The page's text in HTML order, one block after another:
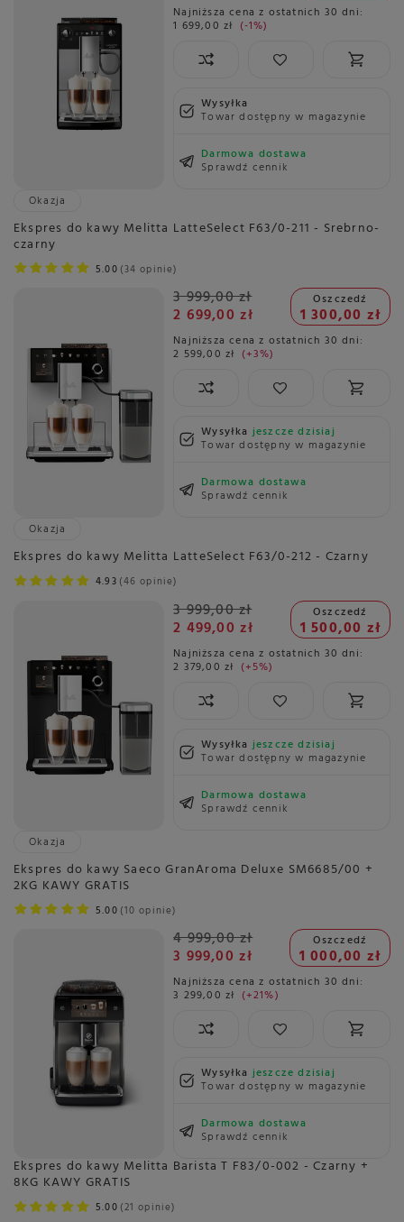
Najniższa cena z ostatnich 30 dni:
1 699,00 zł -1%
Wysyłka
Towar dostępny w magazynie
Darmowa dostawa
Sprawdź cennik
Okazja
Ekspres do kawy Melitta LatteSelect F63/0-211 - Srebrno-
czarny
5.00 34 opinie
3 999,00 zł
2 699,00 zł
Oszczedź
1 300,00 zł
Najniższa cena z ostatnich 30 dni:
2 599,00 zł +3%
Wysyłkajeszcze dzisiaj
Towar dostępny w magazynie
Darmowa dostawa
Sprawdź cennik
Okazja
Ekspres do kawy Melitta LatteSelect F63/0-212 - Czarny
4.93 46 opinie
3 999,00 zł
2 499,00 zł
Oszczedź
1 500,00 zł
Najniższa cena z ostatnich 30 dni:
2 379,00 zł +5%
Wysyłkajeszcze dzisiaj
Towar dostępny w magazynie
Darmowa dostawa
Sprawdź cennik
Okazja
Ekspres do kawy Saeco GranAroma Deluxe SM6685/00 +
2KG KAWY GRATIS
5.00 10 opinie
4 999,00 zł
3 999,00 zł
Oszczedź
1 000,00 zł
Najniższa cena z ostatnich 30 dni:
3 299,00 zł +21%
Wysyłkajeszcze dzisiaj
Towar dostępny w magazynie
Darmowa dostawa
Sprawdź cennik
Ekspres do kawy Melitta Barista T F83/0-002 - Czarny +
8KG KAWY GRATIS
5.00 21 opinie